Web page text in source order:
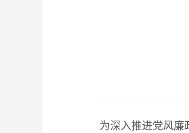
为深入推进党风